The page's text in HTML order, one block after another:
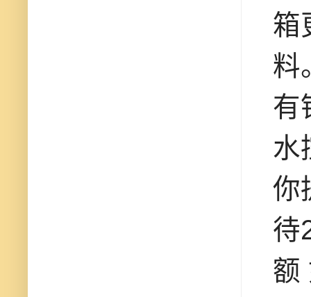
箱
料
有
水
你
待
额